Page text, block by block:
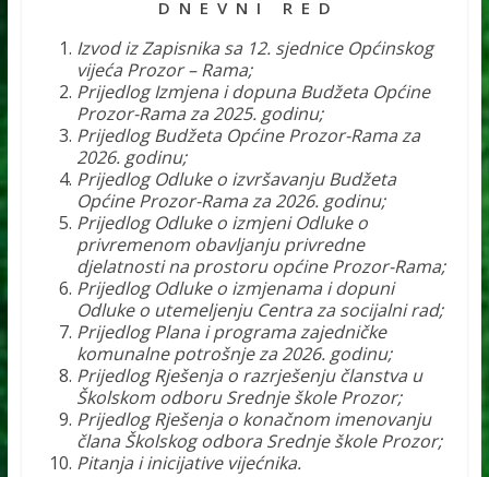
D N E V N I R E D
Izvod iz Zapisnika sa 12. sjednice Općinskog
vijeća Prozor – Rama;
Prijedlog Izmjena i dopuna Budžeta Općine
Prozor-Rama za 2025. godinu;
Prijedlog Budžeta Općine Prozor-Rama za
2026. godinu;
Prijedlog Odluke o izvršavanju Budžeta
Općine Prozor-Rama za 2026. godinu;
Prijedlog Odluke o izmjeni Odluke o
privremenom obavljanju privredne
djelatnosti na prostoru općine Prozor-Rama;
Prijedlog Odluke o izmjenama i dopuni
Odluke o utemeljenju Centra za socijalni rad;
Prijedlog Plana i programa zajedničke
komunalne potrošnje za 2026. godinu;
Prijedlog Rješenja o razrješenju članstva u
Školskom odboru Srednje škole Prozor;
Prijedlog Rješenja o konačnom imenovanju
člana Školskog odbora Srednje škole Prozor;
Pitanja i inicijative vijećnika.